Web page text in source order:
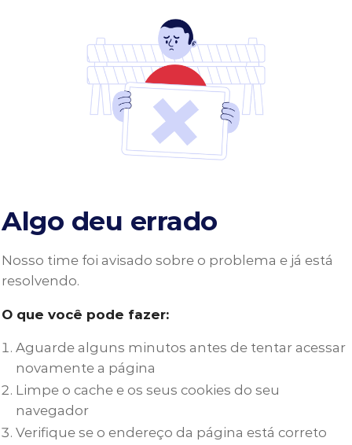
Algo deu errado
Nosso time foi avisado sobre o problema e já está
resolvendo.
O que você pode fazer:
Aguarde alguns minutos antes de tentar acessar
novamente a página
Limpe o cache e os seus cookies do seu
navegador
Verifique se o endereço da página está correto